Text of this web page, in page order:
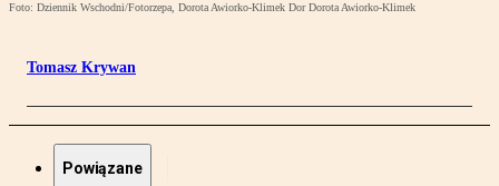
Foto: Dziennik Wschodni/Fotorzepa, Dorota Awiorko-Klimek Dor Dorota Awiorko-Klimek
Tomasz Krywan
Powiązane